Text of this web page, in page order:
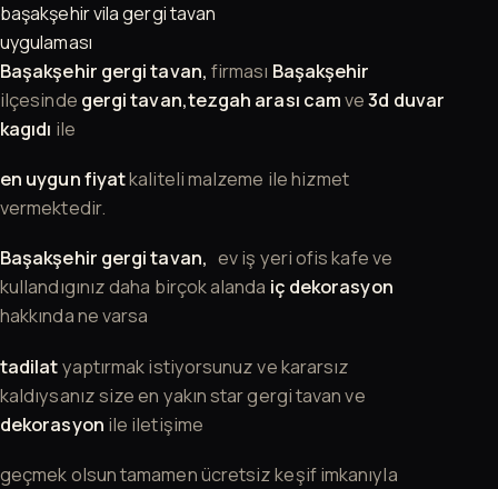
başakşehir vila gergi tavan
uygulaması
Başakşehir gergi tavan, firması Başakşehir
ilçesinde gergi tavan,tezgah arası camve3d duvar
kagıdı ile
en uygun fiyatkaliteli malzeme ile hizmet
vermektedir.
Başakşehir gergi tavan, ev iş yeri ofis kafe ve
kullandıgınız daha birçok alanda iç dekorasyon
hakkında ne varsa
tadilatyaptırmak istiyorsunuz ve kararsız
kaldıysanız size en yakın star gergi tavan ve
dekorasyon ile iletişime
geçmek olsun tamamen ücretsiz keşif imkanıyla